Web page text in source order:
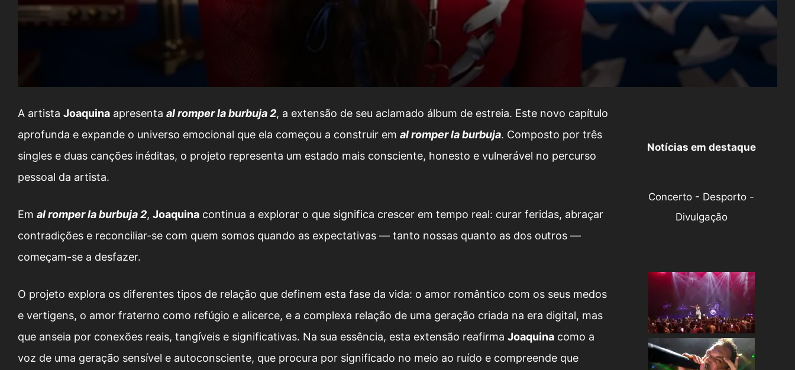
A artista Joaquina apresenta al romper la burbuja 2, a extensão de seu aclamado álbum de estreia. Este novo capítulo
aprofunda e expande o universo emocional que ela começou a construir em al romper la burbuja. Composto por três
singles e duas canções inéditas, o projeto representa um estado mais consciente, honesto e vulnerável no percurso
pessoal da artista.
Em al romper la burbuja 2, Joaquina continua a explorar o que significa crescer em tempo real: curar feridas, abraçar
contradições e reconciliar-se com quem somos quando as expectativas — tanto nossas quanto as dos outros —
começam-se a desfazer.
O projeto explora os diferentes tipos de relação que definem esta fase da vida: o amor romântico com os seus medos
e vertigens, o amor fraterno como refúgio e alicerce, e a complexa relação de uma geração criada na era digital, mas
que anseia por conexões reais, tangíveis e significativas. Na sua essência, esta extensão reafirma Joaquina como a
voz de uma geração sensível e autoconsciente, que procura por significado no meio ao ruído e compreende que
Notícias em destaque
Concerto - Desporto -
Divulgação